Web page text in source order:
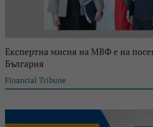
Експертна мисия на МВФ е на
България
Financial Tribune